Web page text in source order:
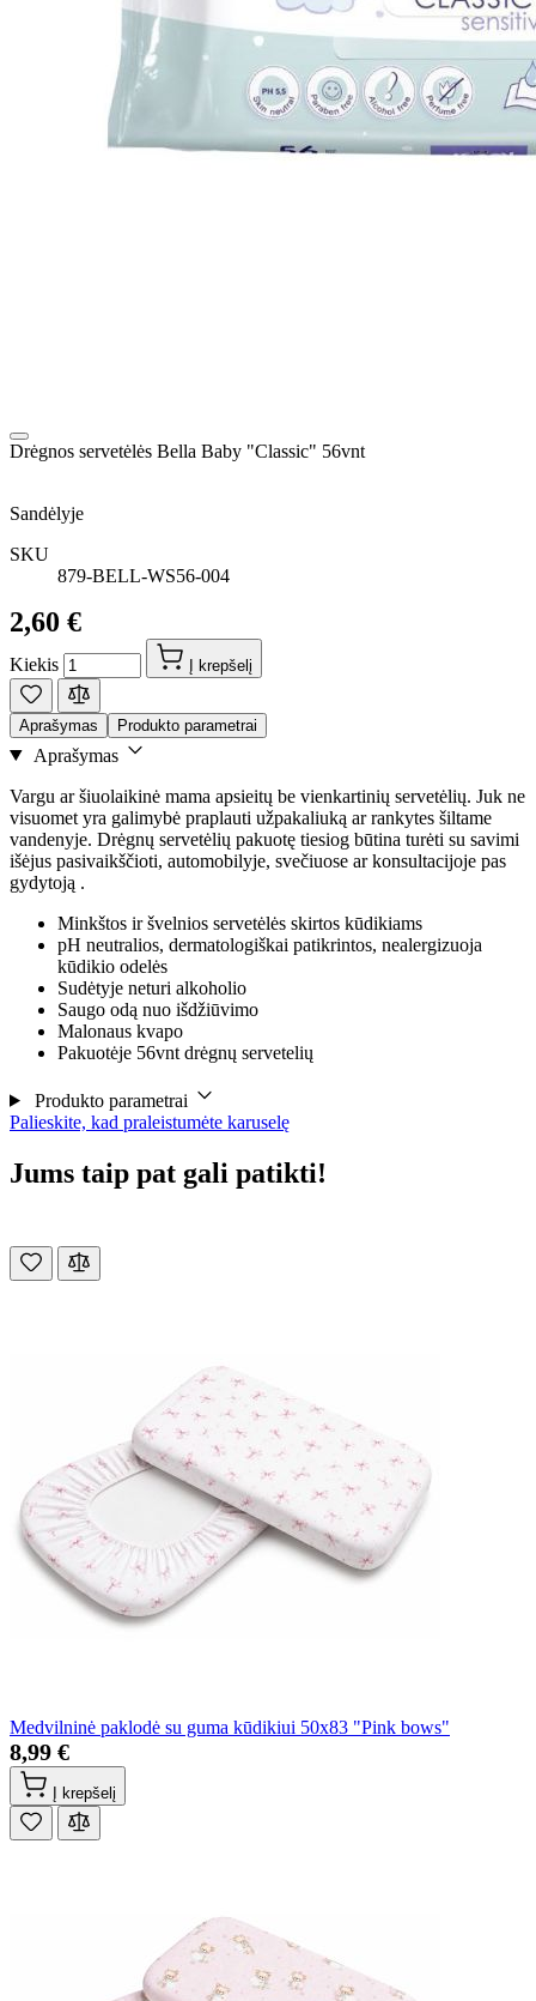
Drėgnos servetėlės Bella Baby "Classic" 56vnt
Sandėlyje
SKU
879-BELL-WS56-004
2,60 €
Kiekis Į krepšelį
Aprašymas Produkto parametrai
Aprašymas
Vargu ar šiuolaikinė mama apsieitų be vienkartinių servetėlių. Juk ne
visuomet yra galimybė praplauti užpakaliuką ar rankytes šiltame
vandenyje. Drėgnų servetėlių pakuotę tiesiog būtina turėti su savimi
išėjus pasivaikščioti, automobilyje, svečiuose ar konsultacijoje pas
gydytoją .
Minkštos ir švelnios servetėlės skirtos kūdikiams
pH neutralios, dermatologiškai patikrintos, nealergizuoja
kūdikio odelės
Sudėtyje neturi alkoholio
Saugo odą nuo išdžiūvimo
Malonaus kvapo
Pakuotėje 56vnt drėgnų servetelių
Produkto parametrai
Palieskite, kad praleistumėte karuselę
Jums taip pat gali patikti!
Medvilninė paklodė su guma kūdikiui 50x83 "Pink bows"
8,99 €
Į krepšelį